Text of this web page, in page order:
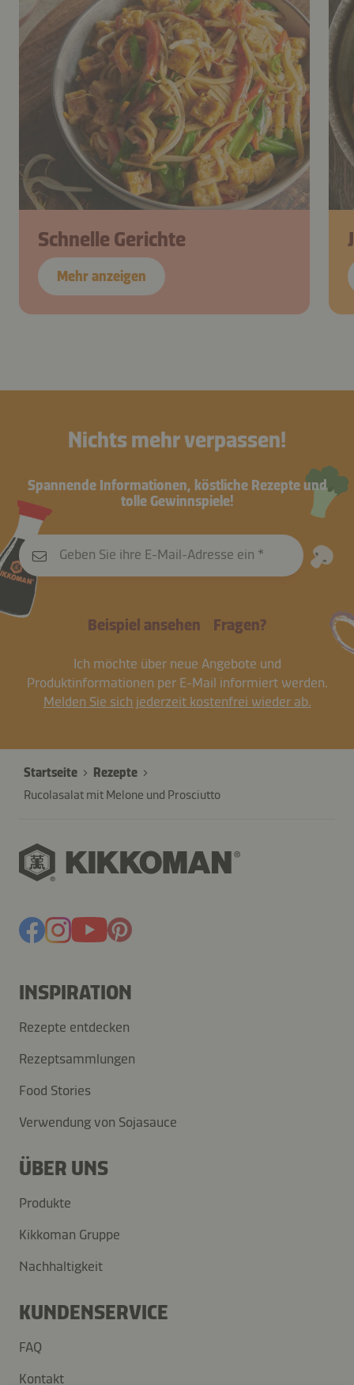
Schnelle Gerichte
Mehr anzeigen
Nichts mehr verpassen!
Spannende Informationen, köstliche Rezepte und
tolle Gewinnspiele!
Geben Sie ihre E-Mail-Adresse ein
Beispiel ansehen Fragen?
Ich möchte über neue Angebote und
Produktinformationen per E-Mail informiert werden.
Melden Sie sich jederzeit kostenfrei wieder ab.
Startseite
Rezepte
Rucolasalat mit Melone und Prosciutto
INSPIRATION
Rezepte entdecken
Rezeptsammlungen
Food Stories
Verwendung von Sojasauce
ÜBER UNS
Produkte
Kikkoman Gruppe
Nachhaltigkeit
KUNDENSERVICE
FAQ
Kontakt